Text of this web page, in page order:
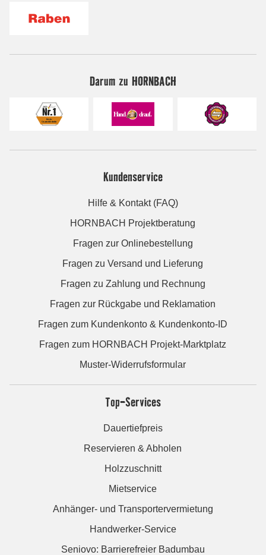
Darum zu HORNBACH
Kundenservice
Hilfe & Kontakt (FAQ)
HORNBACH Projektberatung
Fragen zur Onlinebestellung
Fragen zu Versand und Lieferung
Fragen zu Zahlung und Rechnung
Fragen zur Rückgabe und Reklamation
Fragen zum Kundenkonto & Kundenkonto-ID
Fragen zum HORNBACH Projekt-Marktplatz
Muster-Widerrufsformular
Top-Services
Dauertiefpreis
Reservieren & Abholen
Holzzuschnitt
Mietservice
Anhänger- und Transportervermietung
Handwerker-Service
Seniovo: Barrierefreier Badumbau